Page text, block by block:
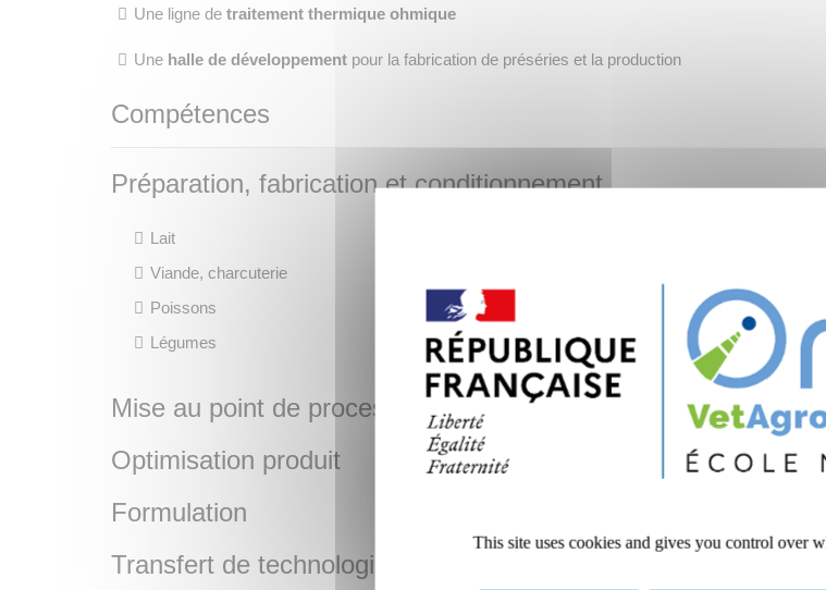
Une ligne de traitement thermique ohmique
Une halle de développement pour la fabrication de préséries et la production
Compétences
Préparation, fabrication et conditionnement
Lait
Viande, charcuterie
Poissons
Légumes
Plats cuisinés
Conserves
Mise au point de process
Optimisation produit
Formulation
Transfert de technologie
This site uses cookies and gives you control over